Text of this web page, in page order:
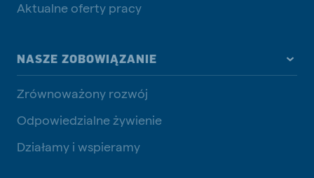
Aktualne oferty pracy
NASZE ZOBOWIĄZANIE
Zrównoważony rozwój
Odpowiedzialne żywienie
Działamy i wspieramy